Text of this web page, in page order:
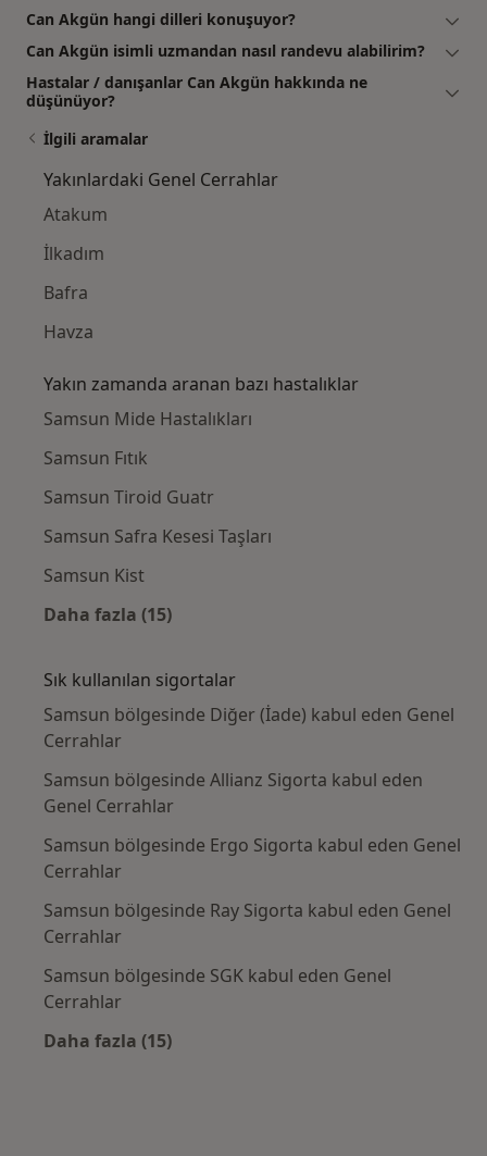
Can Akgün hangi dilleri konuşuyor?
Can Akgün isimli uzmandan nasıl randevu alabilirim?
Hastalar / danışanlar Can Akgün hakkında ne
düşünüyor?
İlgili aramalar
Yakınlardaki Genel Cerrahlar
Atakum
İlkadım
Bafra
Havza
Yakın zamanda aranan bazı hastalıklar
Samsun Mide Hastalıkları
Samsun Fıtık
Samsun Tiroid Guatr
Samsun Safra Kesesi Taşları
Samsun Kist
Daha fazla (15)
Sık kullanılan sigortalar
Samsun bölgesinde Diğer (İade) kabul eden Genel
Cerrahlar
Samsun bölgesinde Allianz Sigorta kabul eden
Genel Cerrahlar
Samsun bölgesinde Ergo Sigorta kabul eden Genel
Cerrahlar
Samsun bölgesinde Ray Sigorta kabul eden Genel
Cerrahlar
Samsun bölgesinde SGK kabul eden Genel
Cerrahlar
Daha fazla (15)